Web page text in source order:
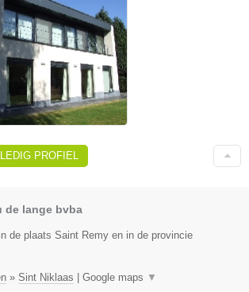
PROFIEL
de lange bvba
de plaats Saint Remy en in de provincie
» Sint Niklaas | Google maps ▼